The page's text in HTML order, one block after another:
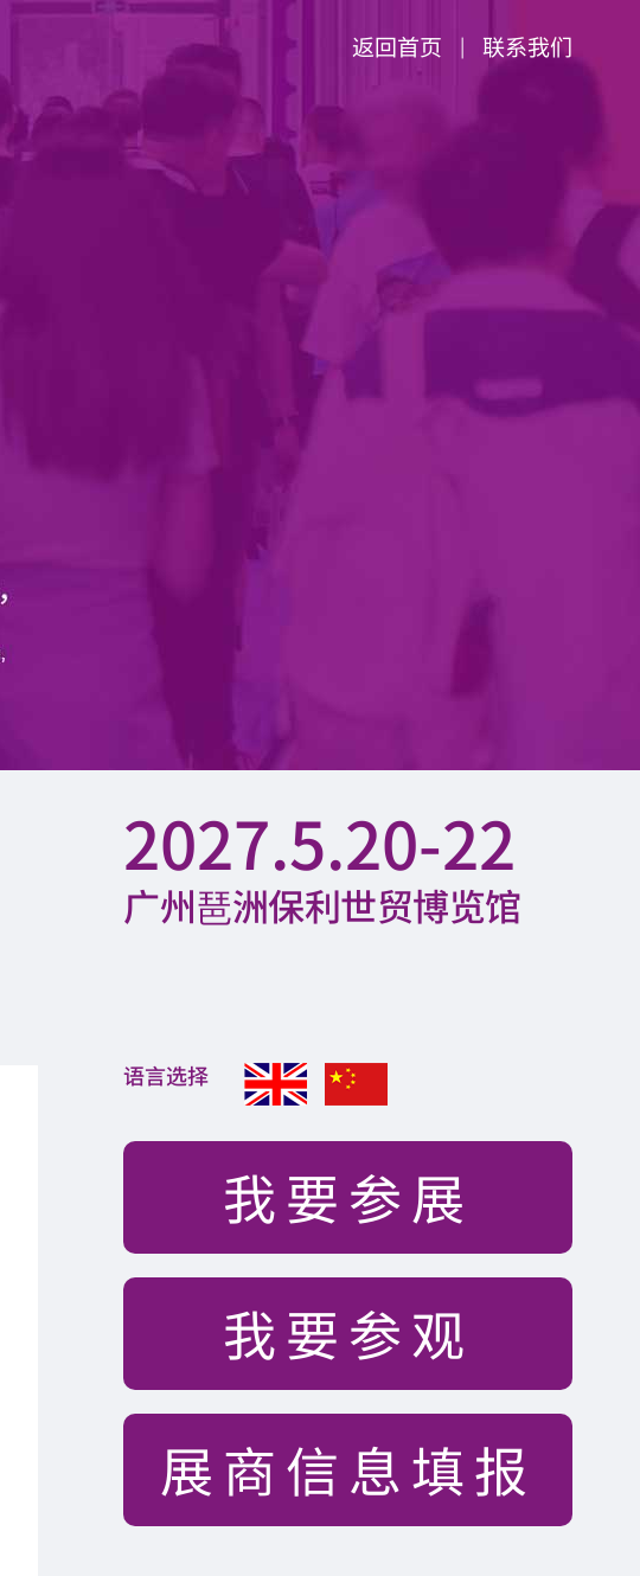
返回首页 | 联系我们
2027.5.20-22
广州琶洲保利世贸博览馆
语言选择
我要参展
我要参观
展商信息填报